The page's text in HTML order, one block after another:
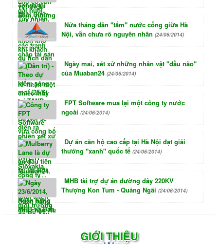
Nửa tháng dân "tắm" nước cống giữa Hà
Nội, vẫn chưa rõ nguyên nhân (24/06/2014)
Ngày mai, xét xử những nhân vật "đầu não"
của Muaban24 (24/06/2014)
FPT Software mua lại một công ty nước
ngoài (24/06/2014)
Dự án căn hộ cao cấp tại Hà Nội đạt giải
thưởng "xanh" quốc tế (24/06/2014)
MHB tài trợ dự án đường dây 220KV
Thượng Kon Tum - Quảng Ngãi (24/06/2014)
GIỚI THIỆU